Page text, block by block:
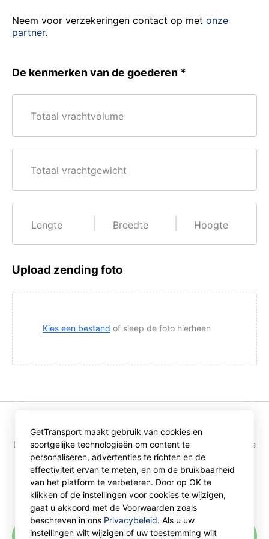
Neem voor verzekeringen contact op met onze
partner.
De kenmerken van de goederen
Totaal vrachtvolume
Totaal vrachtgewicht
Lengte Breedte Hoogte
Upload zending foto
Kies een bestand of sleep de foto hierheen
Door op “Ontvang aanbiedingen” te drukken, accepteert u de
bepalingen van de
gebruikersovereenkomsten het privacybeleidvan
GetTransport.com.
Aanbiedingen krijgen
GetTransport maakt gebruik van cookies en
soortgelijke technologieën om content te
personaliseren, advertenties te richten en de
effectiviteit ervan te meten, en om de bruikbaarheid
van het platform te verbeteren. Door op OK te
klikken of de instellingen voor cookies te wijzigen,
gaat u akkoord met de Voorwaarden zoals
beschreven in ons Privacybeleid. Als u uw
instellingen wilt wijzigen of uw toestemming wilt